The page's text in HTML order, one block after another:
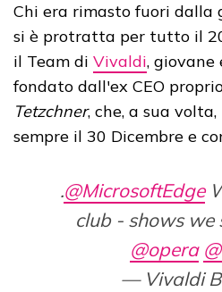
Chi era rimasto fuori dalla
si è protratta per tutto il
il Team di Vivaldi,
fondato dall'ex CEO
Tetzchner, che, a sua
sempre il 30 Dicembre e
.@MicrosoftEdge
club - shows we
@opera
— Vivaldi